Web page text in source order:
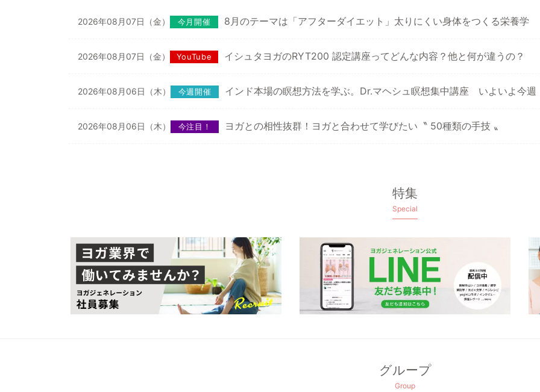
2026年08月07日（金） 今月開催 8月のテーマは「アフターダイエット」太りにくい身体をつくる栄養学
2026年08月07日（金） YouTube イシュタヨガのRYT200 認定講座ってどんな内容？他と何が違うの？
2026年08月06日（木） 今週開催 インド本場の瞑想方法を学ぶ。Dr.マヘシュ瞑想集中講座 いよいよ今週
2026年08月06日（木） 今注目！ ヨガとの相性抜群！ヨガと合わせて学びたい〝 50種類の手技 〟
特集
Special
グループ
Group